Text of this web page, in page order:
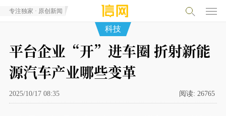
专注独家 · 原创新闻
科技
平台企业“开”进车圈 折射新能
源汽车产业哪些变革
2025/10/17 08:35 阅读: 26765